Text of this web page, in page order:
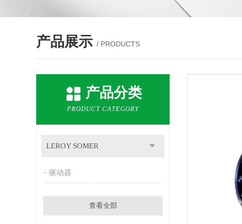
产品展示 / PRODUCTS
产品分类
PRODUCT CATEGORY
LEROY SOMER
驱动器
查看全部